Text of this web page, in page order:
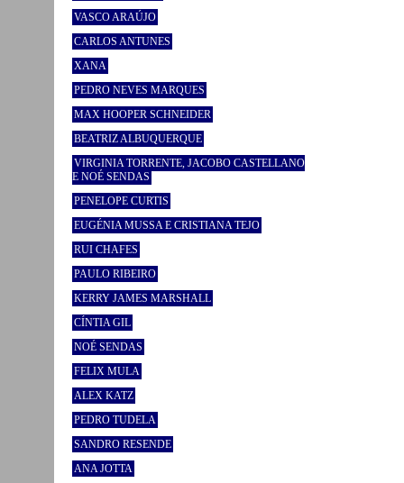
VASCO ARAÚJO
CARLOS ANTUNES
XANA
PEDRO NEVES MARQUES
MAX HOOPER SCHNEIDER
BEATRIZ ALBUQUERQUE
VIRGINIA TORRENTE, JACOBO CASTELLANO
E NOÉ SENDAS
PENELOPE CURTIS
EUGÉNIA MUSSA E CRISTIANA TEJO
RUI CHAFES
PAULO RIBEIRO
KERRY JAMES MARSHALL
CÍNTIA GIL
NOÉ SENDAS
FELIX MULA
ALEX KATZ
PEDRO TUDELA
SANDRO RESENDE
ANA JOTTA